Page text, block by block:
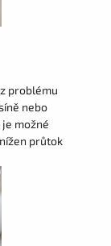
problému
nebo
je možné
průtok